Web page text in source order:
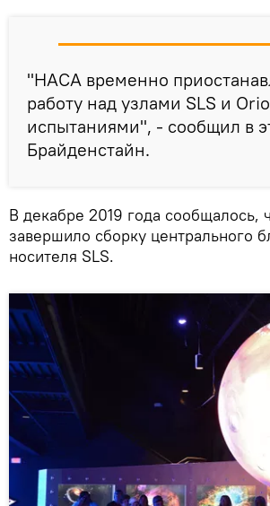
"НАСА временно
работу над узлами SLS и
испытаниями", - сообщил в
Брайденстайн.
В декабре 2019 года сообщалось,
завершило сборку центрального
носителя SLS.